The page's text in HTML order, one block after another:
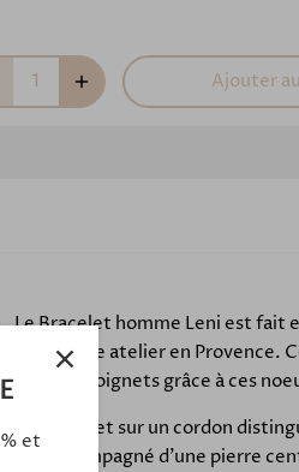
Ajouter
Le Bracelet homme Leni est fait
dans notre atelier en Provence.
tous les poignets grâce à ces
Ce bracelet sur un cordon
est accompagné d'une pierre
et